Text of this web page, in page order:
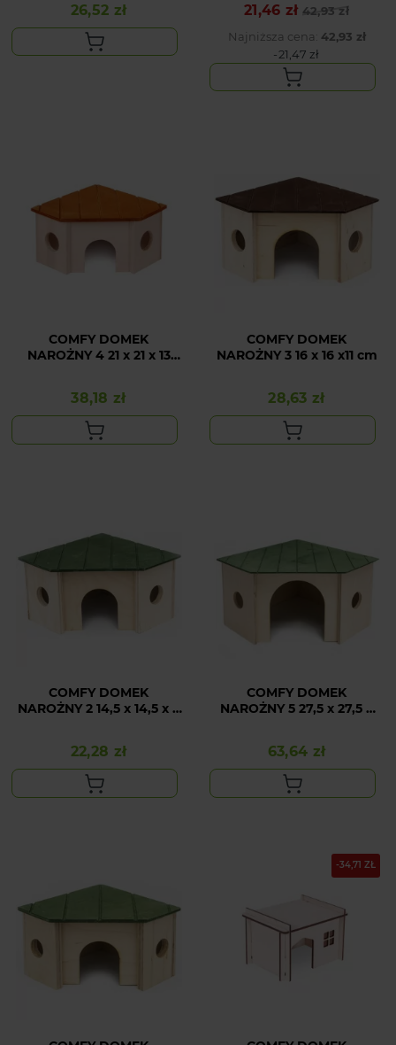
Cena
26,52 zł
Cena podstawowa
42,93 zł
Cena
21,46 zł
Najniższa cena: 42,93 zł
-21,47 zł
COMFY DOMEK
NAROŻNY 4 21 x 21 x 13
Cena
38,18 zł
COMFY DOMEK
NAROŻNY 3 16 x 16 x11 cm
Cena
28,63 zł
COMFY DOMEK
NAROŻNY 2 14,5 x 14,5 x 9
Cena
22,28 zł
COMFY DOMEK
NAROŻNY 5 27,5 x 27,5 x
Cena
63,64 zł
-34,71 ZŁ